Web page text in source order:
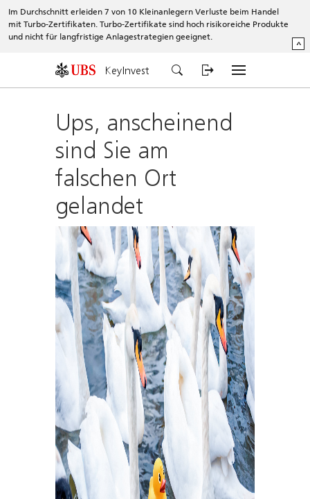
Im Durchschnitt erleiden 7 von 10 Kleinanlegern Verluste beim Handel
mit Turbo-Zertifikaten. Turbo-Zertifikate sind hoch risikoreiche Produkte
und nicht für langfristige Anlagestrategien geeignet.
^
KeyInvest
Ups, anscheinend
sind Sie am
falschen Ort
gelandet